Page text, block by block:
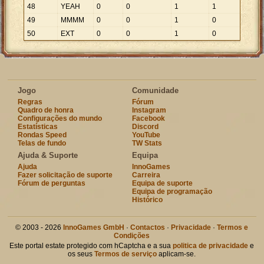
48 YEAH 0 0 1
1
49
MMMM 0 0 1
0
50
EXT 0 0 1 0
Jogo
Regras
Quadro de honra
Configurações do mundo
Estatísticas
Rondas Speed
Telas de fundo
Comunidade
Fórum
Instagram
Facebook
Discord
YouTube
TW Stats
Ajuda & Suporte
Ajuda
Fazer solicitação de suporte
Fórum de perguntas
Equipa
InnoGames
Carreira
Equipa de suporte
Equipa de programação
Histórico
© 2003 - 2026 InnoGames GmbH ·Contactos · Privacidade ·Termos e
Condições
Este portal estate protegido com hCaptcha e a suapolitica de privacidade e
os seusTermos de serviço aplicam-se.